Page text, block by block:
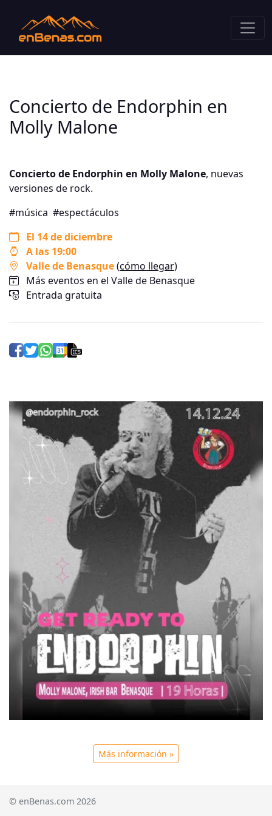
Concierto de Endorphin en
Molly Malone
Concierto de Endorphin en Molly Malone, nuevas
versiones de rock.
#música #espectáculos
El 14 de diciembre
A las 19:00
Valle de Benasque(cómo llegar)
Más eventos en el Valle de Benasque
Entrada gratuita
Más información »
© enBenas.com 2026